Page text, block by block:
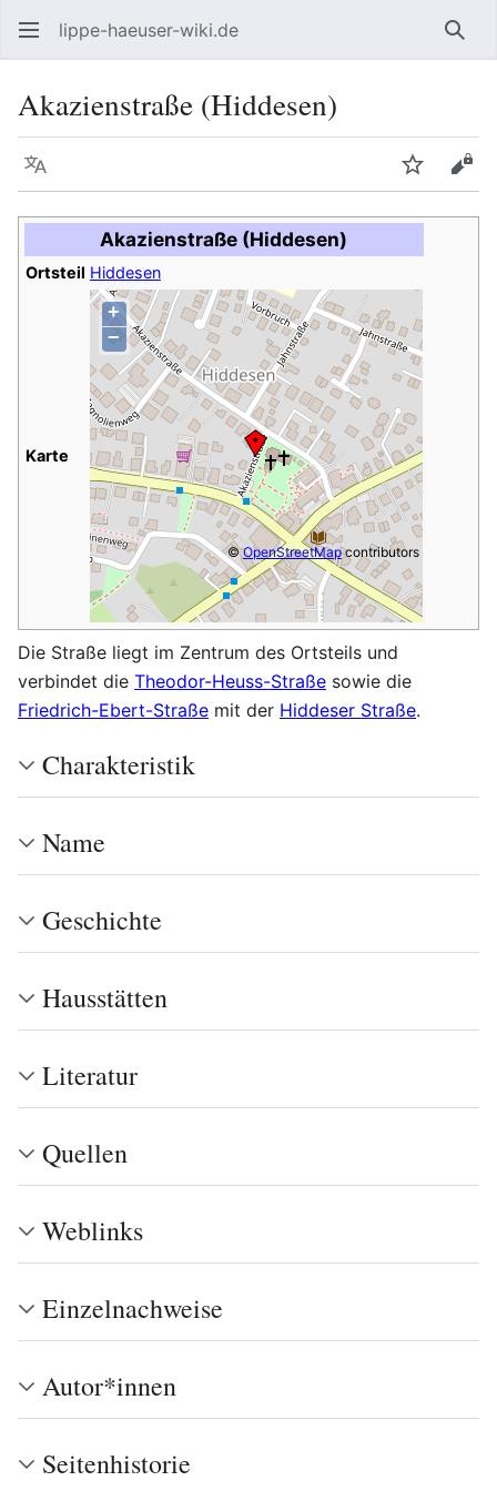
lippe-haeuser-wiki.de
Akazienstraße (Hiddesen)
Sprache
Akazienstraße (Hiddesen)
Ortsteil Hiddesen
Karte
+
−
©OpenStreetMapcontributors
Die Straße liegt im Zentrum des Ortsteils und
verbindet die Theodor-Heuss-Straße sowie die
Friedrich-Ebert-Straße mit der Hiddeser Straße.
Charakteristik
Name
Geschichte
Hausstätten
Literatur
Quellen
Weblinks
Einzelnachweise
Autor*innen
Seitenhistorie